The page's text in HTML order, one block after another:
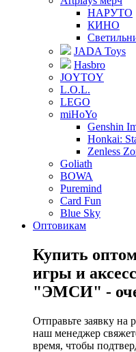
НАРУТО
КИНО
JADA Toys
Hasbro
JOYTOY
L.O.L.
LEGO
miHoYo
Genshin
Honkai:
Zenless
Goliath
BOWA
Puremind
Card Fun
Blue Sky
Оптовикам
Купить
игры и
"ЭМСИ" -
Отправьте заявку
наш менеджер
время, чтобы